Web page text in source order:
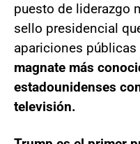
puesto de liderazgo
sello presidencial
apariciones
magnate más
estadounidenses
televisión.